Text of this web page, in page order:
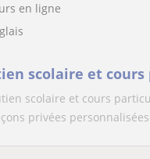
en ligne
scolaire et
scolaire et cours
privées